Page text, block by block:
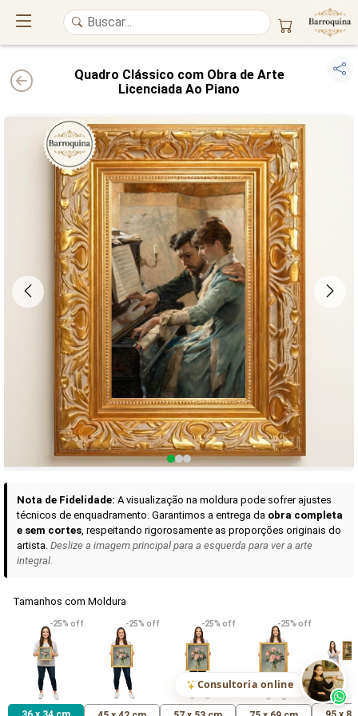
UM ATELIÊ 100% FINE ART
Trazemos a imponência dasmaiores obras de arte do mundo
alto padrão da sua casa. Nosso acervo reúne a genialidade degrandes
pintores renomados, resgatandoartes reaise o requinte inconfundível
das obras doséculo XIX. Produção artesanal em Canvas 100% Algodão
molduras em Madeira Maciçae impressão com Pigmentação Mineral
QUALIDADE DE MUSEU GARANTIA ETERNA
Curadoria das Campanhas
A seleção de obras-primas apresentadas em nossos vídeos nas redes
sociais, reunidas aqui para sua apreciação.
VER DETALHES
Madona de Loreto
R$ 538,42
VER DETALHES
Narciso- caravaggio
R$ 365,92
VER
Maria
uma Rosa
R$ 365,92
Consultoria online
Quadro Clássico com Obra de Arte
Licenciada Ao Piano
Nota de Fidelidade: A visualização na moldura pode sofrer ajustes
técnicos de enquadramento. Garantimos a entrega da obra completa
e sem cortes, respeitando rigorosamente as proporções originais do
artista. Deslize a imagem principal para a esquerda para ver a arte
integral.
Tamanhos com Moldura
-25% off -25% off -25% off -25% off